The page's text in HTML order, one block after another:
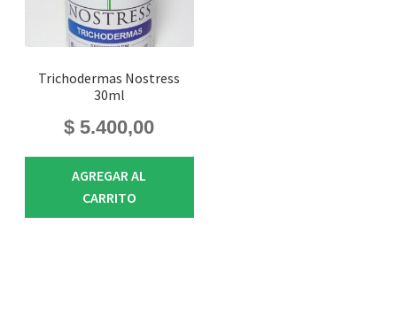
Trichodermas Nostress
30ml
$ 5.400,00
AGREGAR AL
CARRITO